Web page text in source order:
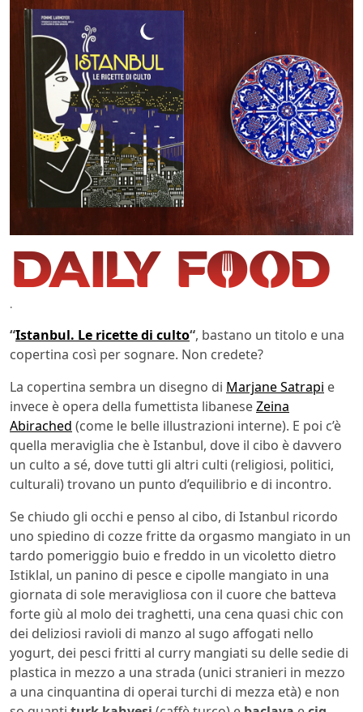
.
“Istanbul. Le ricette di culto“, bastano un titolo e una
copertina così per sognare. Non credete?
La copertina sembra un disegno di Marjane Satrapi e
invece è opera della fumettista libaneseZeina
Abirached (come le belle illustrazioni interne). E poi c’è
quella meraviglia che è Istanbul, dove il cibo è davvero
un culto a sé, dove tutti gli altri culti (religiosi, politici,
culturali) trovano un punto d’equilibrio e di incontro.
Se chiudo gli occhi e penso al cibo, di Istanbul ricordo
uno spiedino di cozze fritte da orgasmo mangiato in un
tardo pomeriggio buio e freddo in un vicoletto dietro
Istiklal, un panino di pesce e cipolle mangiato in una
giornata di sole meravigliosa con il cuore che batteva
forte giù al molo dei traghetti, una cena quasi chic con
dei deliziosi ravioli di manzo al sugo affogati nello
yogurt, dei pesci fritti al curry mangiati su delle sedie di
plastica in mezzo a una strada (unici stranieri in mezzo
a una cinquantina di operai turchi di mezza età) e non